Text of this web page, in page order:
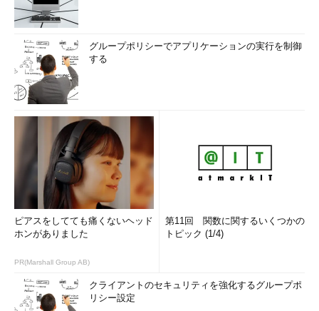
グループポリシーでアプリケーションの実行を制御
する
ピアスをしてても痛くないヘッド
ホンがありました
PR(Marshall Group AB)
第11回 関数に関するいくつかの
トピック (1/4)
クライアントのセキュリティを強化するグループポ
リシー設定